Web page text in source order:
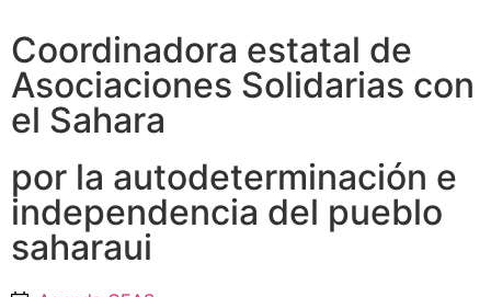
Coordinadora estatal de
Asociaciones Solidarias con
el Sahara
por la autodeterminación e
independencia del pueblo
saharaui